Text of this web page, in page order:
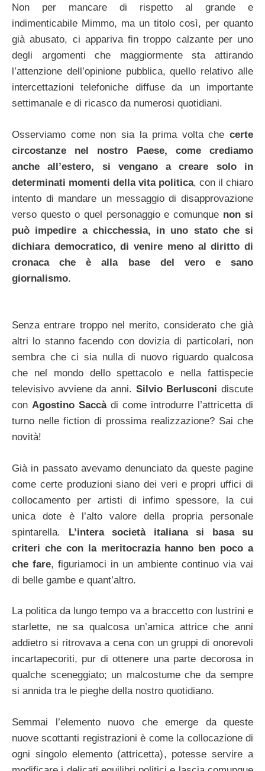
Non per mancare di rispetto al grande e
indimenticabile Mimmo, ma un titolo così, per quanto
già abusato, ci appariva fin troppo calzante per uno
degli argomenti che maggiormente sta attirando
l’attenzione dell’opinione pubblica, quello relativo alle
intercettazioni telefoniche diffuse da un importante
settimanale e di ricasco da numerosi quotidiani.
Osserviamo come non sia la prima volta che certe
circostanze nel nostro Paese, come crediamo
anche all’estero, si vengano a creare solo in
determinati momenti della vita politica, con il chiaro
intento di mandare un messaggio di disapprovazione
verso questo o quel personaggio e comunque non si
può impedire a chicchessia, in uno stato che si
dichiara democratico, di venire meno al diritto di
cronaca che è alla base del vero e sano
giornalismo.
Senza entrare troppo nel merito, considerato che già
altri lo stanno facendo con dovizia di particolari, non
sembra che ci sia nulla di nuovo riguardo qualcosa
che nel mondo dello spettacolo e nella fattispecie
televisivo avviene da anni. Silvio Berlusconi discute
con Agostino Saccàdi come introdurre l’attricetta di
turno nelle fiction di prossima realizzazione? Sai che
novità!
Già in passato avevamo denunciato da queste pagine
come certe produzioni siano dei veri e propri uffici di
collocamento per artisti di infimo spessore, la cui
unica dote è l’alto valore della propria personale
spintarella. L’intera società italiana si basa su
criteri che con la meritocrazia hanno ben poco a
che fare, figuriamoci in un ambiente continuo via vai
di belle gambe e quant’altro.
La politica da lungo tempo va a braccetto con lustrini e
starlette, ne sa qualcosa un’amica attrice che anni
addietro si ritrovava a cena con un gruppi di onorevoli
incartapecoriti, pur di ottenere una parte decorosa in
qualche sceneggiato; un malcostume che da sempre
si annida tra le pieghe della nostro quotidiano.
Semmai l’elemento nuovo che emerge da queste
nuove scottanti registrazioni è come la collocazione di
ogni singolo elemento (attricetta), potesse servire a